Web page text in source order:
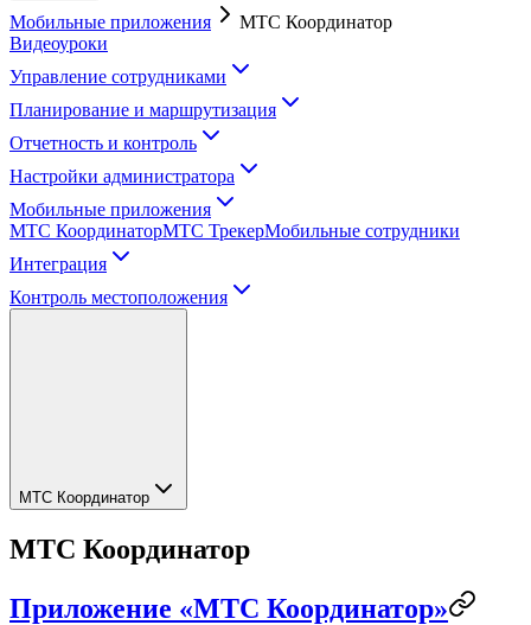
Мобильные приложения
МТС Координатор
Видеоуроки
Управление сотрудниками
Планирование и маршрутизация
Отчетность и контроль
Настройки администратора
Мобильные приложения
МТС КоординаторМТС ТрекерМобильные сотрудники
Интеграция
Контроль местоположения
МТС Координатор
МТС Координатор
Приложение «МТС Координатор»